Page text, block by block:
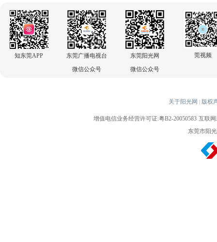
知东莞APP
东莞广播电视台
微信公众号
东莞阳光网
微信公众号
莞视频
关于阳光网 | 版权
增值电信业务经营许可证:粤B2-20050583 互联网
东莞市阳